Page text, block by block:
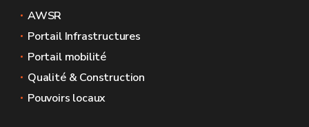
AWSR
Portail Infrastructures
Portail mobilité
Qualité & Construction
Pouvoirs locaux